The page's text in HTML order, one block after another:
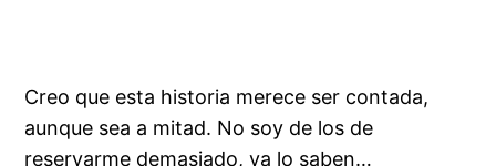
Creo que esta historia merece ser contada,
aunque sea a mitad. No soy de los de
reservarme demasiado, ya lo saben…